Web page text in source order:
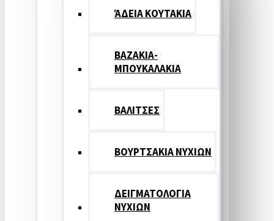
ΆΔΕΙΑ ΚΟΥΤΑΚΙΑ
ΒΑΖΑΚΙΑ-
ΜΠΟΥΚΑΛΑΚΙΑ
ΒΑΛΙΤΣΕΣ
ΒΟΥΡΤΣΑΚΙΑ ΝΥΧΙΩΝ
ΔΕΙΓΜΑΤΟΛΟΓΙΑ
ΝΥΧΙΩΝ